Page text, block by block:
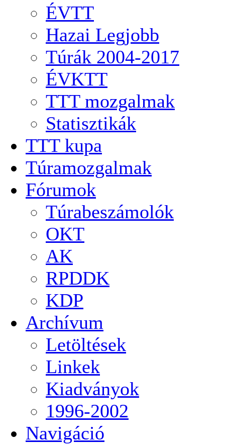
ÉVTT
Hazai Legjobb
Túrák 2004-2017
ÉVKTT
TTT mozgalmak
Statisztikák
TTT kupa
Túramozgalmak
Fórumok
Túrabeszámolók
OKT
AK
RPDDK
KDP
Archívum
Letöltések
Linkek
Kiadványok
1996-2002
Navigáció